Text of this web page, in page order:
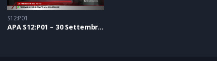
S12:P01
APA S12:P01 – 30 Settembre 2021